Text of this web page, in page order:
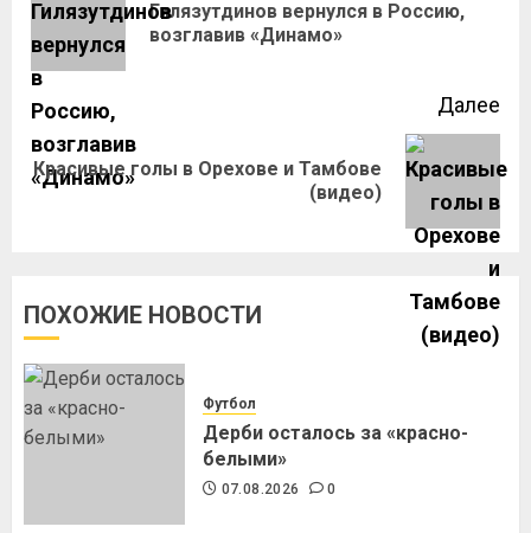
Гилязутдинов вернулся в Россию,
возглавив «Динамо»
Далее
Красивые голы в Орехове и Тамбове
(видео)
ПОХОЖИЕ НОВОСТИ
Футбол
Дерби осталось за «красно-
белыми»
07.08.2026 0